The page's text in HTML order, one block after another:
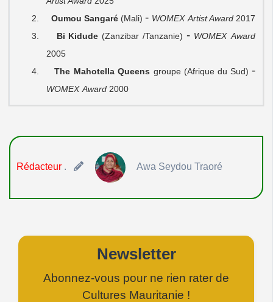
2.
Oumou Sangaré (Mali) - WOMEX Artist Award 2017
3.
Bi Kidude (Zanzibar /Tanzanie) - WOMEX Award
2005
4.
The Mahotella Queens groupe (Afrique du Sud)-
WOMEX Award 2000
Rédacteur . Awa Seydou Traoré
Newsletter
Abonnez-vous pour ne rien rater de
Cultures Mauritanie !